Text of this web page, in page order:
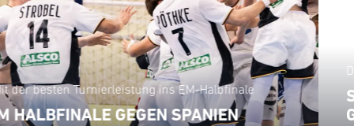
Der Gummersbacher Klaus Brand wird 85 Jahre alt
STUDENTEN-WELTMEISTER UND
GROSSER BRUDER VON HEINER BRAND